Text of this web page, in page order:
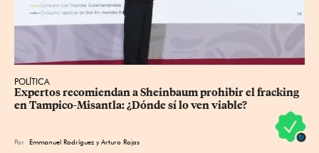
POLÍTICA
Expertos recomiendan a Sheinbaum prohibir el fracking
en Tampico-Misantla: ¿Dónde sí lo ven viable?
Por Emmanuel Rodríguez yArturo Rojas